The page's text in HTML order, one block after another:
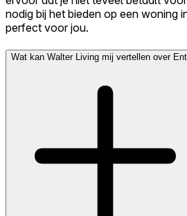
nodig bij het bieden op een woning
perfect voor jou.
Wat kan Walter Living mij vertellen over